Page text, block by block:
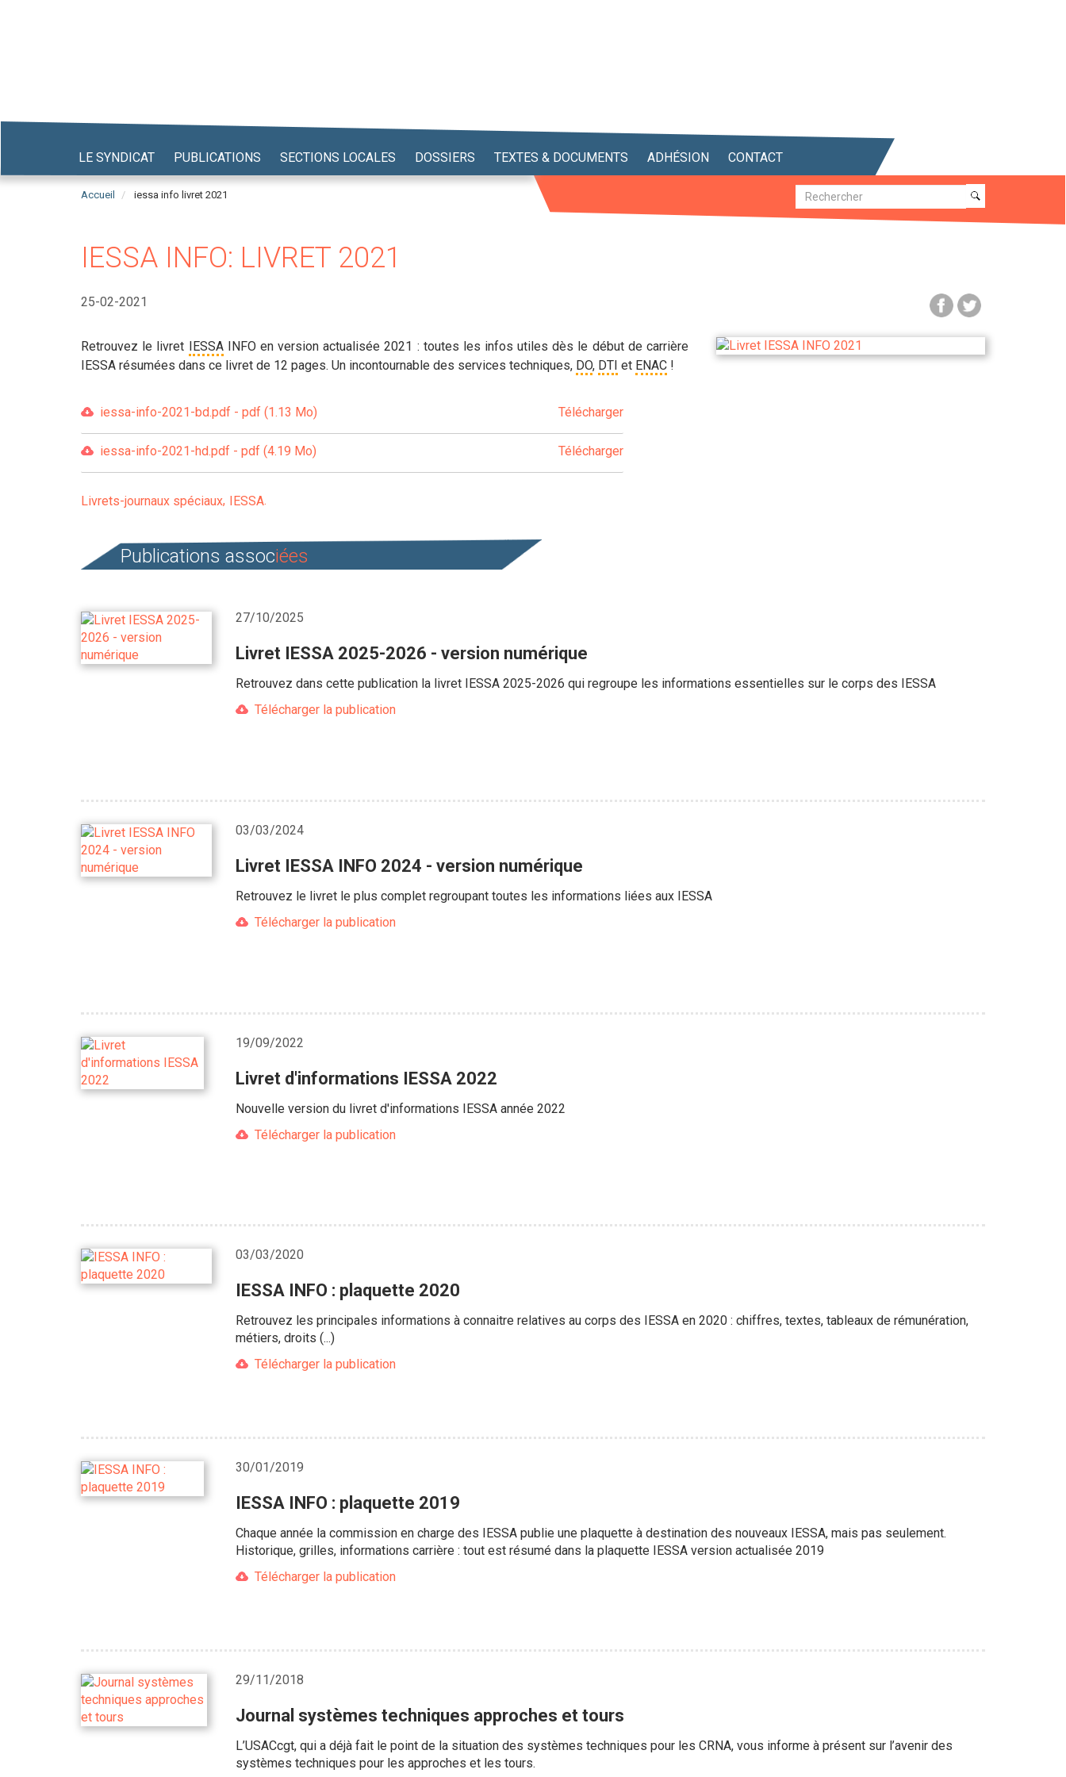
LE SYNDICAT PUBLICATIONS SECTIONS LOCALES DOSSIERS TEXTES & DOCUMENTS ADHÉSION CONTACT
Accueil iessa info livret 2021 Recherche
Recherche
IESSA INFO: LIVRET 2021
25-02-2021
Retrouvez le livret IESSAINFO en version actualisée 2021 : toutes les infos utiles dès le début de carrière
IESSA résumées dans ce livret de 12 pages. Un incontournable des services techniques, DO, DTI et ENAC !
iessa-info-2021-bd.pdf - pdf (1.13 Mo) Télécharger
iessa-info-2021-hd.pdf - pdf (4.19 Mo) Télécharger
Livrets-journaux spéciaux IESSA
Publications associées
27/10/2025
Livret IESSA 2025-2026 - version numérique
Retrouvez dans cette publication la livret IESSA 2025-2026 qui regroupe les informations essentielles sur le corps des IESSA
Télécharger la publication
03/03/2024
Livret IESSA INFO 2024 - version numérique
Retrouvez le livret le plus complet regroupant toutes les informations liées aux IESSA
Télécharger la publication
19/09/2022
Livret d'informations IESSA 2022
Nouvelle version du livret d'informations IESSA année 2022
Télécharger la publication
03/03/2020
IESSA INFO : plaquette 2020
Retrouvez les principales informations à connaitre relatives au corps des IESSA en 2020 : chiffres, textes, tableaux de rémunération,
métiers, droits (...)
Télécharger la publication
30/01/2019
IESSA INFO : plaquette 2019
Chaque année la commission en charge des IESSA publie une plaquette à destination des nouveaux IESSA, mais pas seulement.
Historique, grilles, informations carrière : tout est résumé dans la plaquette IESSA version actualisée 2019
Télécharger la publication
29/11/2018
Journal systèmes techniques approches et tours
L’USACcgt, qui a déjà fait le point de la situation des systèmes techniques pour les CRNA, vous informe à présent sur l’avenir des
systèmes techniques pour les approches et les tours.